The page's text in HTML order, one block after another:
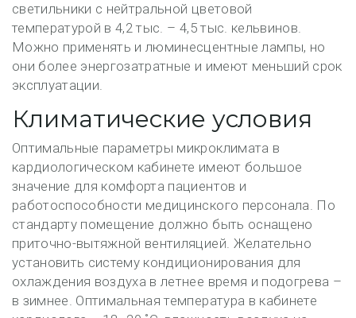
светильники с нейтральной цветовой
температурой в 4,2 тыс. – 4,5 тыс. кельвинов.
Можно применять и люминесцентные лампы, но
они более энергозатратные и имеют меньший срок
эксплуатации.
Климатические условия
Оптимальные параметры микроклимата в
кардиологическом кабинете имеют большое
значение для комфорта пациентов и
работоспособности медицинского персонала. По
стандарту помещение должно быть оснащено
приточно-вытяжной вентиляцией. Желательно
установить систему кондиционирования для
охлаждения воздуха в летнее время и подогрева –
в зимнее. Оптимальная температура в кабинете